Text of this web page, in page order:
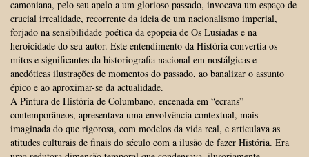
camoniana, pelo seu apelo a um glorioso passado, invocava um espaço de
crucial irrealidade, recorrente da ideia de um nacionalismo imperial,
forjado na sensibilidade poética da epopeia de Os Lusíadas e na
heroicidade do seu autor. Este entendimento da História convertia os
mitos e significantes da historiografia nacional em nostálgicas e
anedóticas ilustrações de momentos do passado, ao banalizar o assunto
épico e ao aproximar-se da actualidade.
A Pintura de História de Columbano, encenada em “ecrans”
contemporâneos, apresentava uma envolvência contextual, mais
imaginada do que rigorosa, com modelos da vida real, e articulava as
atitudes culturais de finais do século com a ilusão de fazer História. Era